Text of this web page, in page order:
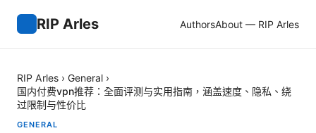
RIP Arles AuthorsAbout — RIP Arles
RIP Arles › General ›
国内付费vpn推荐：全面评测与实用指南，涵盖速度、隐私、绕
过限制与性价比
GENERAL